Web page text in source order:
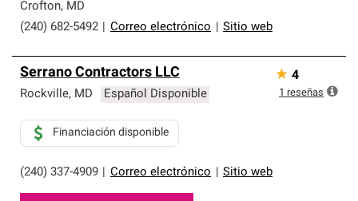
Crofton, MD
(240) 682-5492
Correo electrónico Sitio web
Serrano Contractors LLC
Rockville, MD Español Disponible
(240) 337-4909 Correo electrónico Sitio web
Financiación disponible
★ 4
1 reseñas